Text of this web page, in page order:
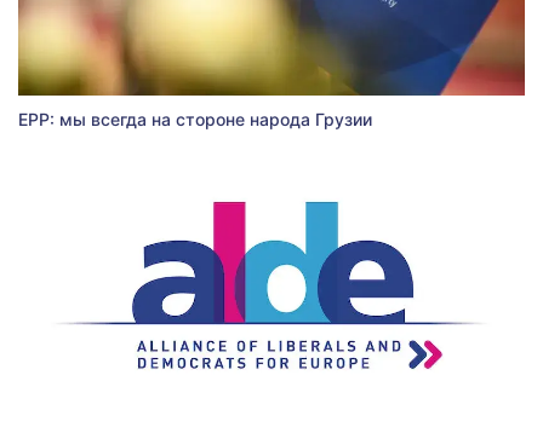
EPP: мы всегда на стороне народа Грузии